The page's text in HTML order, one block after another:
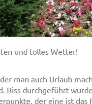
und tolles Wetter!
man auch Urlaub
Riss durchgeführt
der eine ist